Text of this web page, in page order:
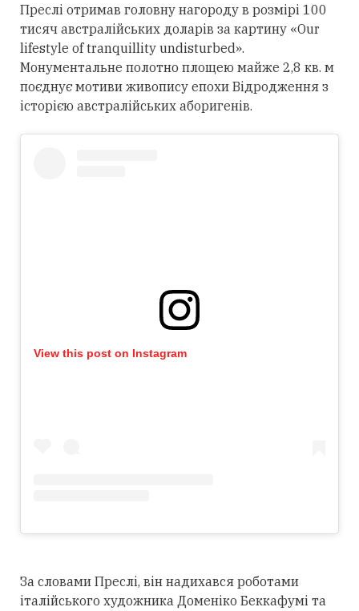
Преслі отримав головну нагороду в розмірі 100
тисяч австралійських доларів за картину «Our
lifestyle of tranquillity undisturbed».
Монументальне полотно площею майже 2,8 кв. м
поєднує мотиви живопису епохи Відродження з
історією австралійських аборигенів.
View this post on Instagram
За словами Преслі, він надихався роботами
італійського художника Доменіко Беккафумі та